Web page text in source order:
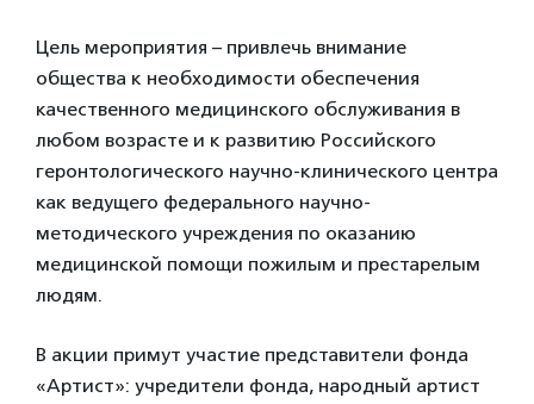
Цель мероприятия – привлечь внимание
общества к необходимости обеспечения
качественного медицинского обслуживания в
любом возрасте и к развитию Российского
геронтологического научно-клинического центра
как ведущего федерального научно-
методического учреждения по оказанию
медицинской помощи пожилым и престарелым
людям.
В акции примут участие представители фонда
«Артист»: учредители фонда, народный артист